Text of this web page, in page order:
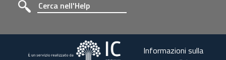
Informazioni sulla